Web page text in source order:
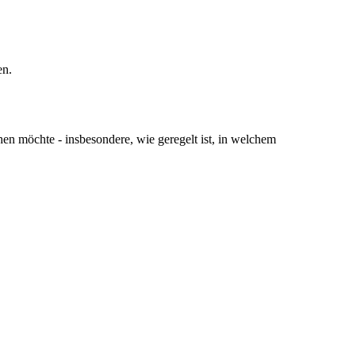
möchte - insbesondere, wie geregelt ist, in welchem